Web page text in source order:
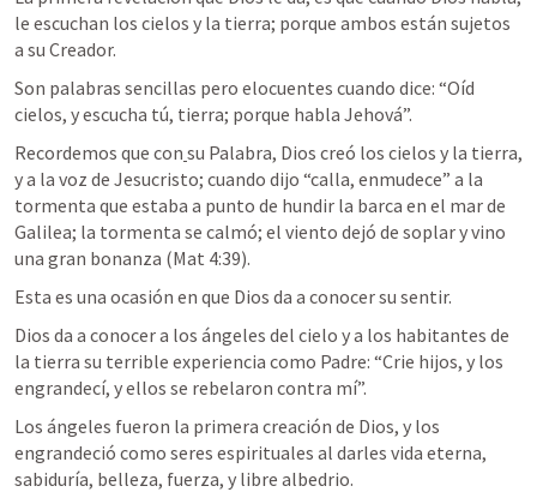
le escuchan los cielos y la tierra; porque ambos están sujetos
a su Creador.
Son palabras sencillas pero elocuentes cuando dice: “Oíd
cielos, y escucha tú, tierra; porque habla Jehová”.
Recordemos que con su Palabra, Dios creó los cielos y la tierra,
y a la voz de Jesucristo; cuando dijo “calla, enmudece” a la
tormenta que estaba a punto de hundir la barca en el mar de
Galilea; la tormenta se calmó; el viento dejó de soplar y vino
una gran bonanza (Mat 4:39).
Esta es una ocasión en que Dios da a conocer su sentir.
Dios da a conocer a los ángeles del cielo y a los habitantes de
la tierra su terrible experiencia como Padre: “Crie hijos, y los
engrandecí, y ellos se rebelaron contra mí”.
Los ángeles fueron la primera creación de Dios, y los
engrandeció como seres espirituales al darles vida eterna,
sabiduría, belleza, fuerza, y libre albedrio.